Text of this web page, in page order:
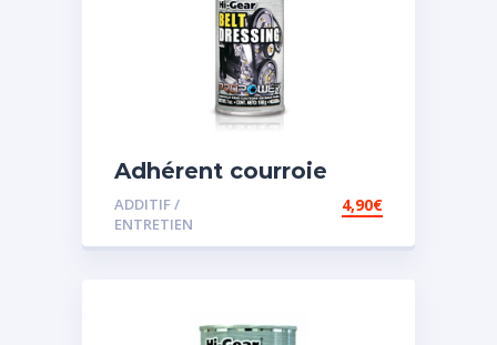
Adhérent courroie
ADDITIF /
ENTRETIEN
4,90€